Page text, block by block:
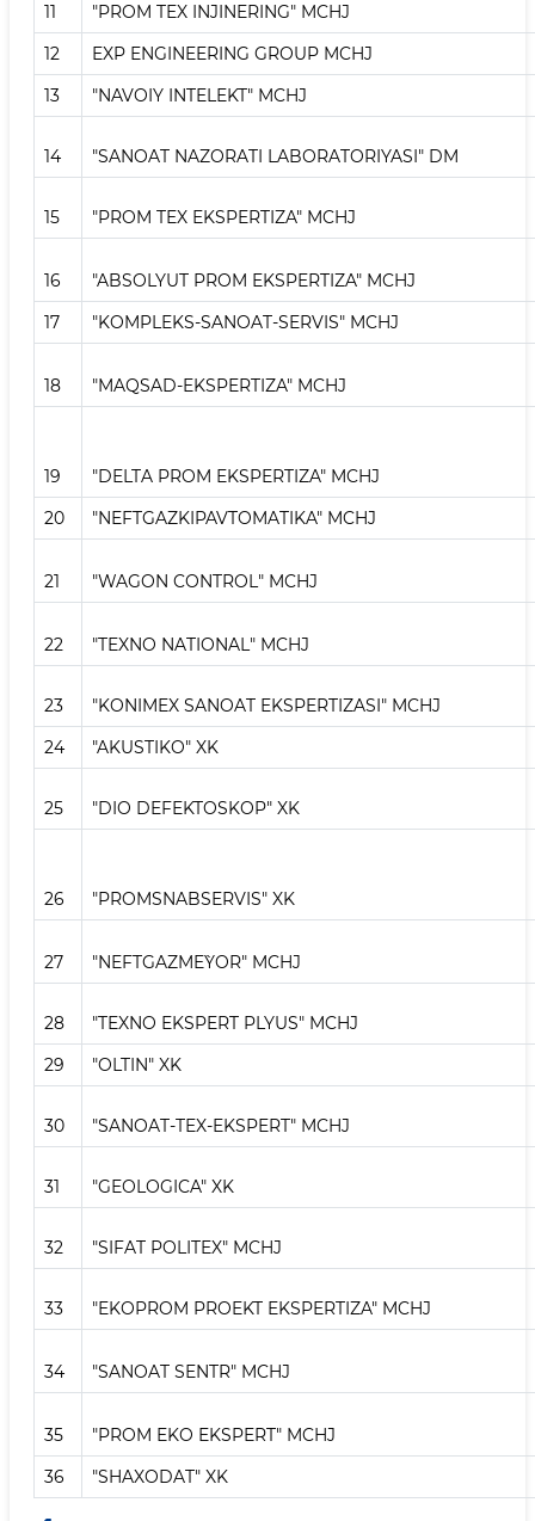
11
"PROM TEX INJINERING" MCHJ
12
EXP ENGINEERING GROUP MCHJ
13
"NAVOIY INTELEKT" MCHJ
14 "SANOAT NAZORATI LABORATORIYASI" DM
15 "PROM TEX EKSPERTIZA" MCHJ
16
"ABSOLYUT PROM EKSPERTIZA" MCHJ
17
"KOMPLEKS-SANOAT-SERVIS" MCHJ
18 "MAQSAD-EKSPERTIZA" MCHJ
19
"DELTA PROM EKSPERTIZA" MCHJ
20
"NEFTGAZKIPAVTOMATIKA" MCHJ
21 "WAGON CONTROL" MCHJ
22 "TEXNO NATIONAL" MCHJ
23
"KONIMEX SANOAT EKSPERTIZASI" MCHJ
24
"AKUSTIKO" XK
25 "DIO DEFEKTOSKOP" XK
26 "PROMSNABSERVIS" XK
27 "NEFTGAZME`YOR" MCHJ
28
"TEXNO EKSPERT PLYUS" MCHJ
29
"OLTIN" XK
30 "SANOAT-TEX-EKSPERT" MCHJ
31 "GEOLOGICA" XK
32 "SIFAT POLITEX" MCHJ
33 "EKOPROM PROEKT EKSPERTIZA" MCHJ
34 "SANOAT SENTR" MCHJ
35
"PROM EKO EKSPERT" MCHJ
36
"SHAXODAT" XK